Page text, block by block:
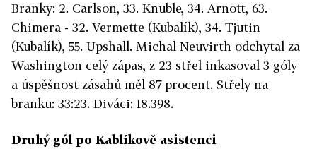
Branky: 2. Carlson, 33. Knuble, 34. Arnott, 63.
Chimera - 32. Vermette (Kubalík), 34. Tjutin
(Kubalík), 55. Upshall. Michal Neuvirth odchytal za
Washington celý zápas, z 23 střel inkasoval 3 góly
a úspěšnost zásahů měl 87 procent. Střely na
branku: 33:23. Diváci: 18.398.
Druhý gól po Kablíkově asistenci